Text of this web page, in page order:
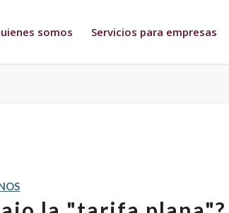
somos Servicios para empresas